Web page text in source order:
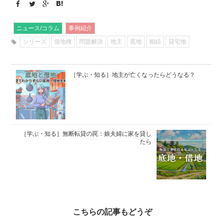
ニュース/コラム
事例紹介
シリーズ
借地権 問題解決 地主 底地 相続 貸宅地
［学ぶ・知る］地主が亡くなったらどうなる？
［学ぶ・知る］無断転貸の罠：娘夫婦に家を貸し
たら
こちらの記事もどうぞ